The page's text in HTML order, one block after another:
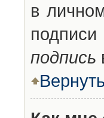
в
подпись